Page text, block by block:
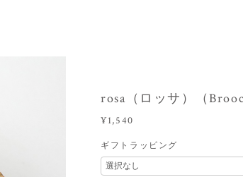
rosa（ロッサ）（
¥1,540
ギフトラッピング